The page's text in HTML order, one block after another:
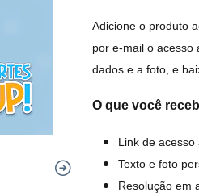
Adicione o produto
por e-mail o acesso
dados e a foto, e
O que você
Link de
Texto e foto
Resolução em